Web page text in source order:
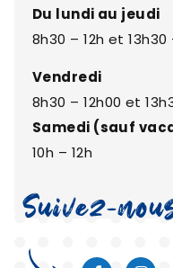
Du lundi au jeudi
8h30 – 12h et 13h30
Vendredi
8h30 – 12h00 et
Samedi (sauf
10h – 12h
Suivez-